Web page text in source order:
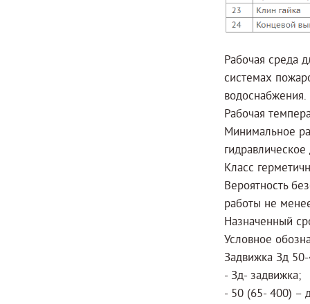
Рабочая среда
системах
водоснабжения.
Рабочая
Минимальное
Класс
Вероятность
работы не
Назначенный
Условное
Задвижка Зд
- Зд- задвижка;
- 50 (65- 400) –